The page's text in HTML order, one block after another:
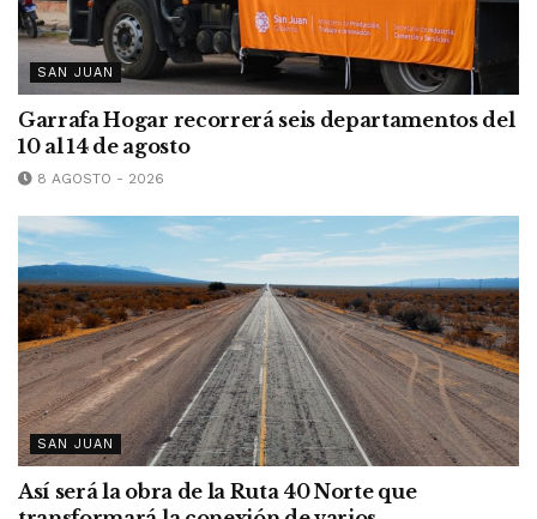
SAN JUAN
Garrafa Hogar recorrerá seis departamentos del
10 al 14 de agosto
8 AGOSTO - 2026
SAN JUAN
Así será la obra de la Ruta 40 Norte que